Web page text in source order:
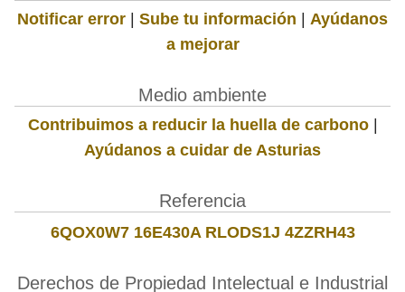
Notificar error | Sube tu información | Ayúdanos
a mejorar
Medio ambiente
Contribuimos a reducir la huella de carbono|
Ayúdanos a cuidar de Asturias
Referencia
6QOX0W7 16E430A RLODS1J 4ZZRH43
Derechos de Propiedad Intelectual e Industrial